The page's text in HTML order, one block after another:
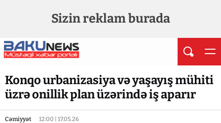
Sizin reklam burada
Konqo urbanizasiya və yaşayış mühiti
üzrə onillik plan üzərində iş aparır
Cəmiyyət 12:00 | 17.05.26